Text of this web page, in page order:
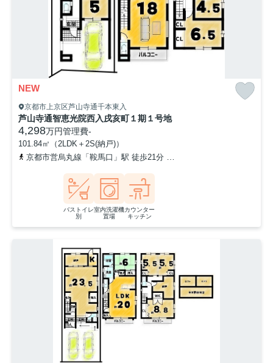
NEW
京都市上京区芦山寺通千本東入
芦山寺通智恵光院西入戌亥町１期１号地
4,298万円管理費-
101.84㎡（2LDK＋2S(納戸)）
京都市営烏丸線「鞍馬口」駅 徒歩21分
バストイレ
別
室内洗濯機
置場
カウンター
キッチン